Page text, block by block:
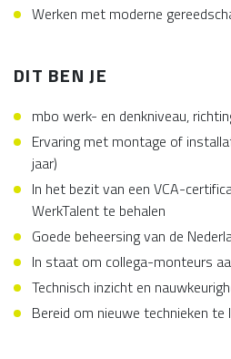
Werken met moderne
DIT BEN JE
mbo werk- en denkniveau,
Ervaring met montage of
jaar)
In het bezit van een VCA-
WerkTalent te behalen
Goede beheersing van de
In staat om collega-monteurs
Technisch inzicht en
Bereid om nieuwe technieken